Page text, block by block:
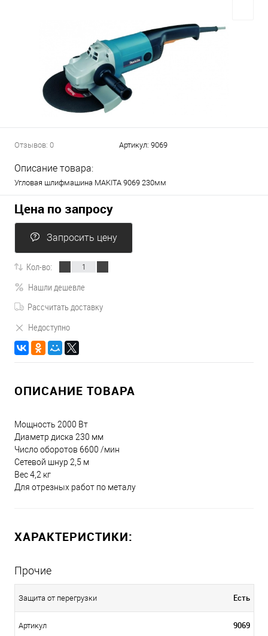
Отзывов: 0 Артикул: 9069
Описание товара:
Угловая шлифмашина MAKITA 9069 230мм
Цена по запросу
Запросить цену
Кол-во:
Нашли дешевле
Рассчитать доставку
Недоступно
ОПИСАНИЕ ТОВАРА
Мощность 2000 Вт
Диаметр диска 230 мм
Число оборотов 6600 /мин
Сетевой шнур 2,5 м
Вес 4,2 кг
Для отрезных работ по металу
ХАРАКТЕРИСТИКИ:
Прочие
Защита от перегрузки Есть
Артикул 9069